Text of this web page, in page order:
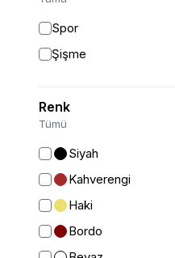
Şal
Bone
Ferace
Kap & Pardesü
Trençkot
Hırka
Spor
Şişme
Renk
Tümü
Siyah
Kahverengi
Haki
Bordo